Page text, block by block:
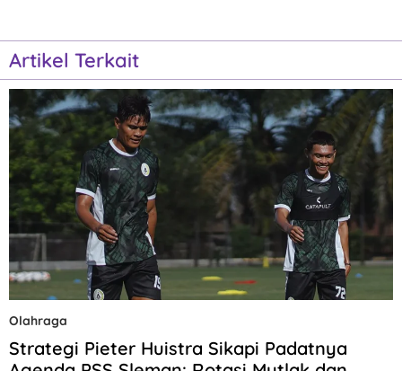
Artikel Terkait
Olahraga
Strategi Pieter Huistra Sikapi Padatnya